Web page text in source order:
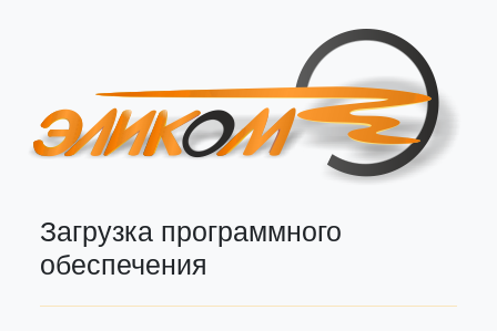
Загрузка программного
обеспечения